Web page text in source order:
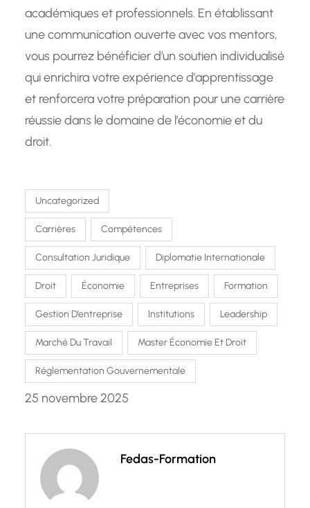
académiques et professionnels. En établissant
une communication ouverte avec vos mentors,
vous pourrez bénéficier d’un soutien individualisé
qui enrichira votre expérience d’apprentissage
et renforcera votre préparation pour une carrière
réussie dans le domaine de l’économie et du
droit.
Uncategorized
Carrières Compétences
Consultation Juridique Diplomatie Internationale
Droit Économie Entreprises Formation
Gestion D’entreprise Institutions Leadership
Marché Du Travail Master Économie Et Droit
Réglementation Gouvernementale
25 novembre 2025
Fedas-Formation